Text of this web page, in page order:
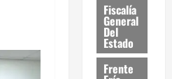
Fiscalía
General
Del
Estado
Frente